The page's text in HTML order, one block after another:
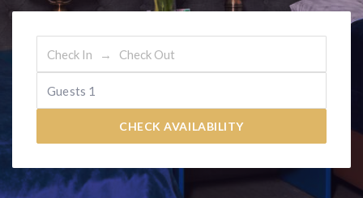
Guests 1
CHECK AVAILABILITY